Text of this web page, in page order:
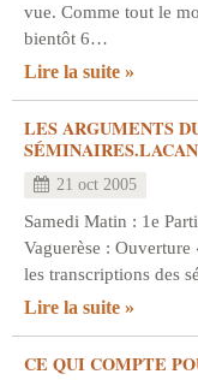
vue. Comme tout le
bientôt 6…
Lire la suite
LES ARGUMENTS
21 oct 2005
Samedi Matin : 1e
Vaguerèse :
les transcriptions des
Lire la suite
CE QUI COMPTE